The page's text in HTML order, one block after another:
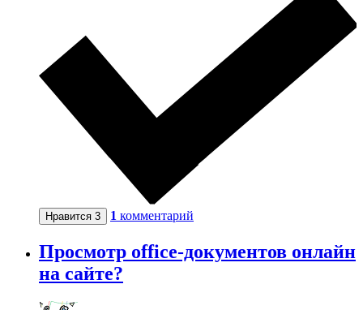
Нравится 3 1 комментарий
Просмотр office-документов онлайн
на сайте?